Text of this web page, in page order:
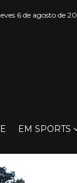
6 de agosto de
EM SPORTS